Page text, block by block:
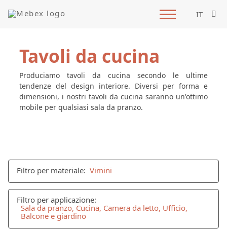
IT
Tavoli da cucina
Produciamo tavoli da cucina secondo le ultime
tendenze del design interiore. Diversi per forma e
dimensioni, i nostri tavoli da cucina saranno un'ottimo
mobile per qualsiasi sala da pranzo.
Filtro per materiale: Vimini
Filtro per applicazione:
Sala da pranzo, Cucina, Camera da letto, Ufficio,
Balcone e giardino